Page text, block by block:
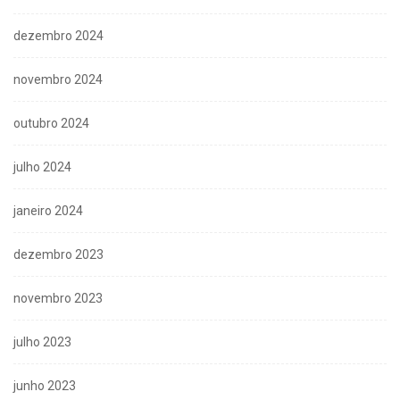
dezembro 2024
novembro 2024
outubro 2024
julho 2024
janeiro 2024
dezembro 2023
novembro 2023
julho 2023
junho 2023